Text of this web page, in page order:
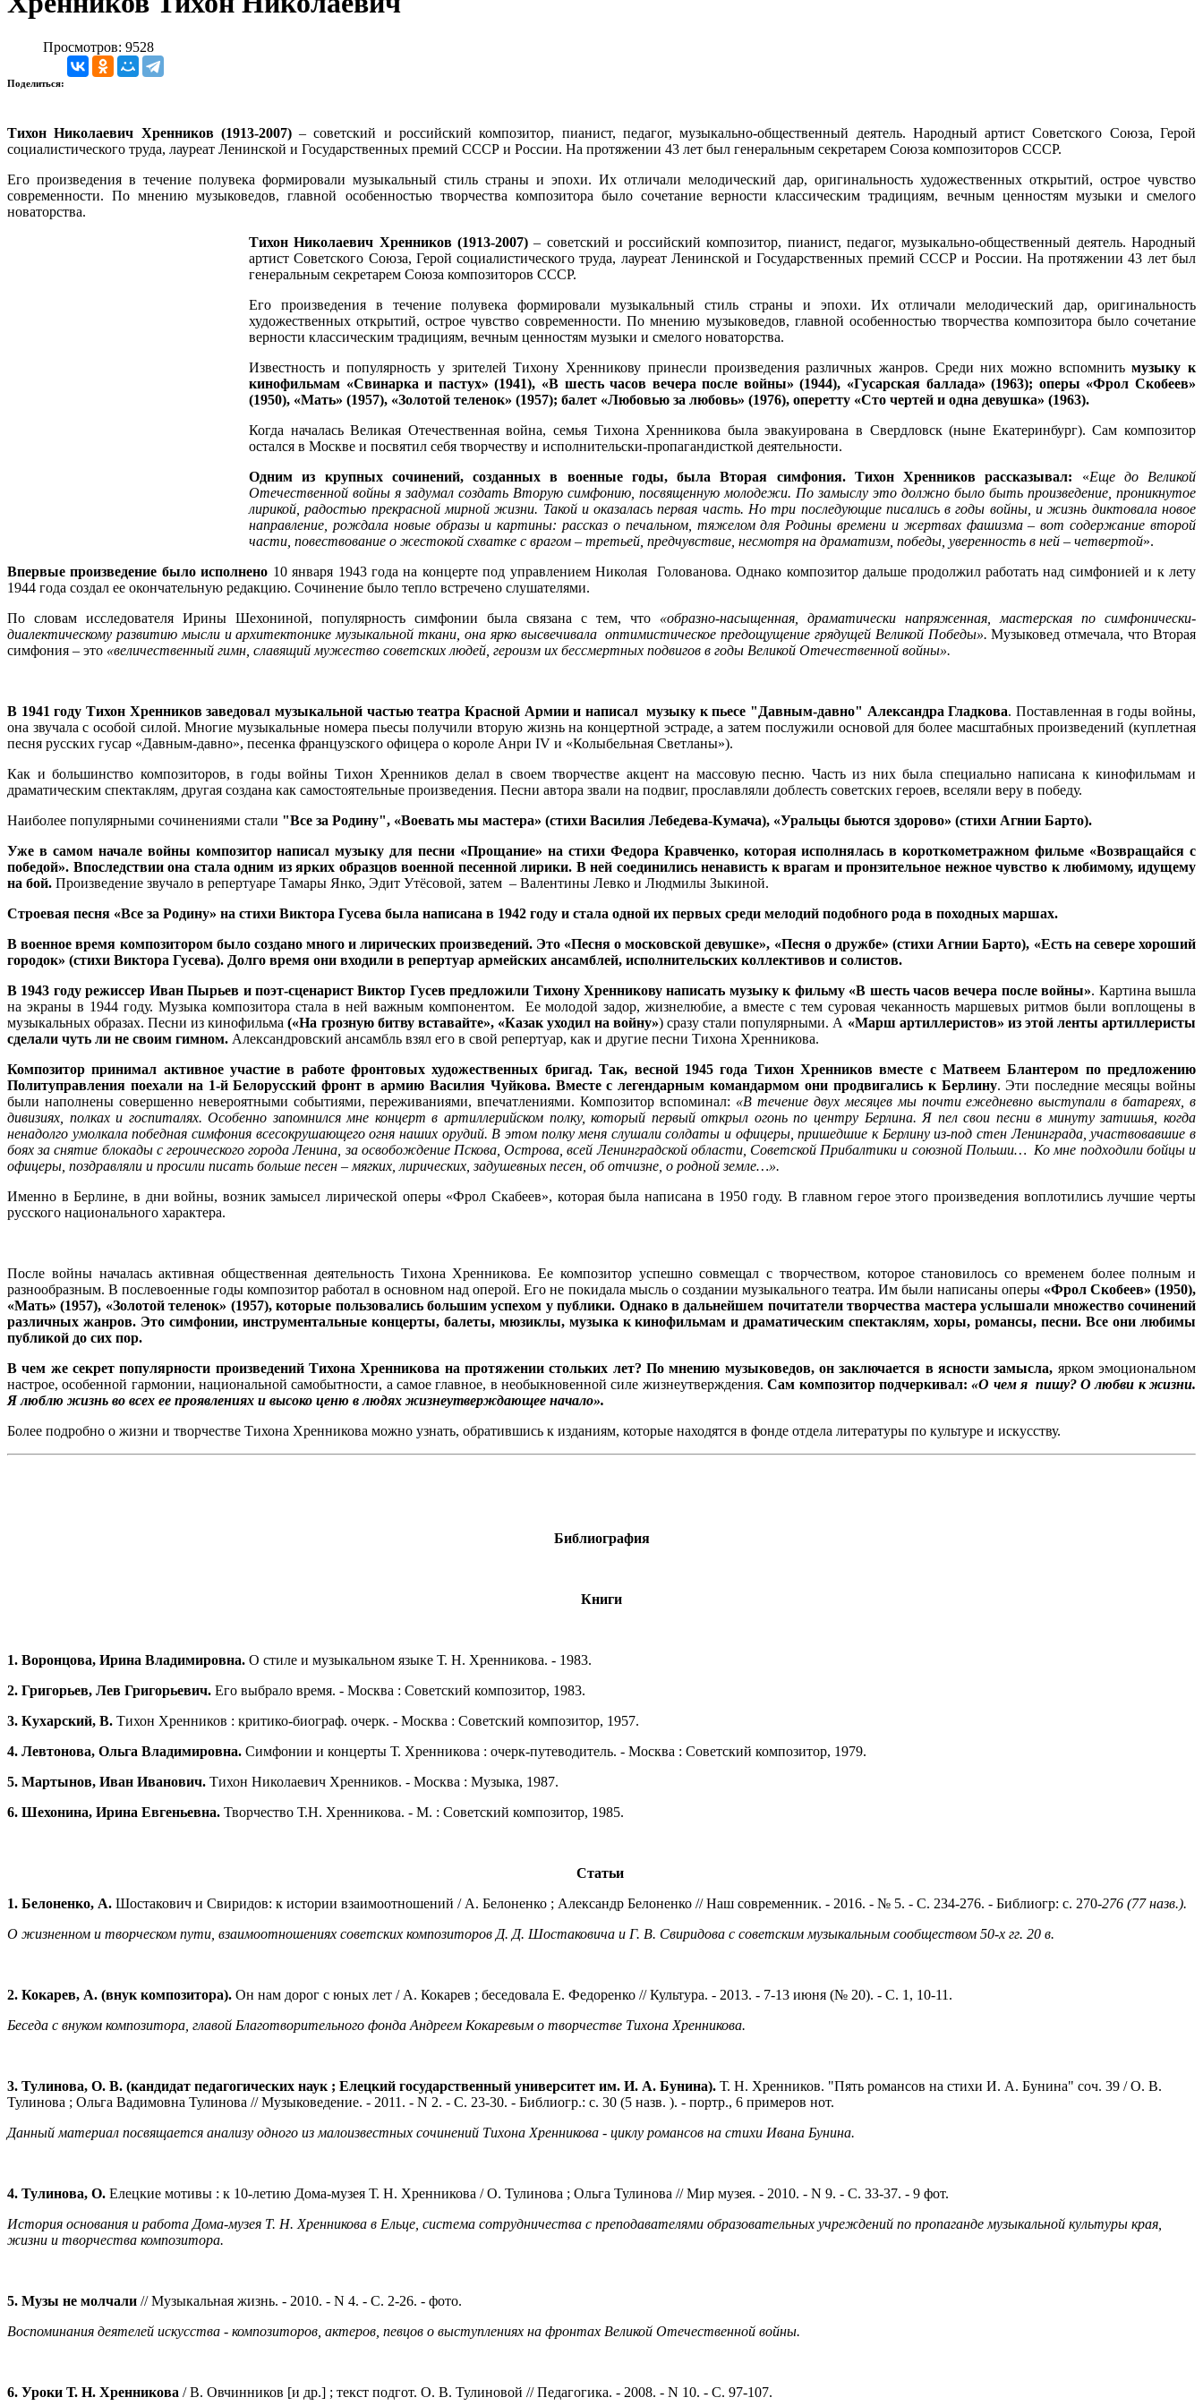
Просмотров: 9528
Поделиться:
Тихон Николаевич Хренников (1913-2007)– советский и российский композитор, пианист, педагог, музыкально-общественный деятель. Народный артист Советского Союза, Герой
социалистического труда, лауреат Ленинской и Государственных премий СССР и России. На протяжении 43 лет был генеральным секретарем Союза композиторов СССР.
Его произведения в течение полувека формировали музыкальный стиль страны и эпохи. Их отличали мелодический дар, оригинальность художественных открытий, острое чувство
современности. По мнению музыковедов, главной особенностью творчества композитора было сочетание верности классическим традициям, вечным ценностям музыки и смелого
новаторства.
Тихон Николаевич Хренников (1913-2007)– советский и российский композитор, пианист, педагог, музыкально-общественный деятель. Народный
артист Советского Союза, Герой социалистического труда, лауреат Ленинской и Государственных премий СССР и России. На протяжении 43 лет был
генеральным секретарем Союза композиторов СССР.
Его произведения в течение полувека формировали музыкальный стиль страны и эпохи. Их отличали мелодический дар, оригинальность
художественных открытий, острое чувство современности. По мнению музыковедов, главной особенностью творчества композитора было сочетание
верности классическим традициям, вечным ценностям музыки и смелого новаторства.
Известность и популярность у зрителей Тихону Хренникову принесли произведения различных жанров. Среди них можно вспомнитьмузыку к
кинофильмам «Свинарка и пастух» (1941), «В шесть часов вечера после войны» (1944), «Гусарская баллада» (1963); оперы «Фрол Скобеев»
(1950), «Мать» (1957), «Золотой теленок» (1957); балет «Любовью за любовь» (1976), оперетту «Сто чертей и одна девушка» (1963).
Когда началась Великая Отечественная война, семья Тихона Хренникова была эвакуирована в Свердловск (ныне Екатеринбург). Сам композитор
остался в Москве и посвятил себя творчеству и исполнительски-пропагандисткой деятельности.
Одним из крупных сочинений, созданных в военные годы, была Вторая симфония. Тихон Хренников рассказывал: «Еще до Великой
Отечественной войны я задумал создать Вторую симфонию, посвященную молодежи. По замыслу это должно было быть произведение, проникнутое
лирикой, радостью прекрасной мирной жизни. Такой и оказалась первая часть. Но три последующие писались в годы войны, и жизнь диктовала новое
направление, рождала новые образы и картины: рассказ о печальном, тяжелом для Родины времени и жертвах фашизма – вот содержание второй
части, повествование о жестокой схватке с врагом – третьей, предчувствие, несмотря на драматизм, победы, уверенность в ней – четвертой».
Впервые произведение было исполнено 10 января 1943 года на концерте под управлением Николая Голованова. Однако композитор дальше продолжил работать над симфонией и к лету
1944 года создал ее окончательную редакцию. Сочинение было тепло встречено слушателями.
По словам исследователя Ирины Шехониной, популярность симфонии была связана с тем, что «образно-насыщенная, драматически напряженная, мастерская по симфонически-
диалектическому развитию мысли и архитектонике музыкальной ткани, она ярко высвечивала оптимистическое предощущение грядущей Великой Победы».Музыковед отмечала, что Вторая
симфония – это «величественный гимн, славящий мужество советских людей, героизм их бессмертных подвигов в годы Великой Отечественной войны».
В 1941 году Тихон Хренников заведовал музыкальной частью театра Красной Армии и написалмузыку к пьесе "Давным-давно" Александра Гладкова. Поставленная в годы войны,
она звучала с особой силой. Многие музыкальные номера пьесы получили вторую жизнь на концертной эстраде, а затем послужили основой для более масштабных произведений (куплетная
песня русских гусар «Давным-давно», песенка французского офицера о короле Анри IV и «Колыбельная Светланы»).
Как и большинство композиторов, в годы войны Тихон Хренников делал в своем творчестве акцент на массовую песню. Часть из них была специально написана к кинофильмам и
драматическим спектаклям, другая создана как самостоятельные произведения. Песни автора звали на подвиг, прославляли доблесть советских героев, вселяли веру в победу.
Наиболее популярными сочинениями стали "Все за Родину", «Воевать мы мастера» (стихи Василия Лебедева-Кумача), «Уральцы бьются здорово» (стихи Агнии Барто).
Уже в самом начале войны композитор написал музыку для песни «Прощание» на стихи Федора Кравченко, которая исполнялась в короткометражном фильме «Возвращайся с
победой». Впоследствии она стала одним из ярких образцов военной песенной лирики. В ней соединились ненависть к врагам и пронзительное нежное чувство к любимому, идущему
на бой. Произведение звучало в репертуаре Тамары Янко, Эдит Утёсовой, затем – Валентины Левко и Людмилы Зыкиной.
Строевая песня «Все за Родину» на стихи Виктора Гусева была написана в 1942 году и стала одной их первых среди мелодий подобного рода в походных маршах.
В военное время композитором было создано много и лирических произведений. Это «Песня о московской девушке», «Песня о дружбе» (стихи Агнии Барто), «Есть на севере хороший
городок» (стихи Виктора Гусева). Долго время они входили в репертуар армейских ансамблей, исполнительских коллективов и солистов.
В 1943 годурежиссер Иван Пырьев и поэт-сценарист Виктор Гусев предложили Тихону Хренникову написать музыку к фильму «В шесть часов вечера после войны». Картина вышла
на экраны в 1944 году. Музыка композитора стала в ней важным компонентом. Ее молодой задор, жизнелюбие, а вместе с тем суровая чеканность маршевых ритмов были воплощены в
музыкальных образах. Песни из кинофильма(«На грозную битву вставайте», «Казак уходил на войну») сразу стали популярными. А «Марш артиллеристов» из этой ленты артиллеристы
сделали чуть ли не своим гимном. Александровский ансамбль взял его в свой репертуар, как и другие песни Тихона Хренникова.
Композитор принимал активное участие в работе фронтовых художественных бригад. Так, весной 1945 года Тихон Хренников вместе с Матвеем Блантером по предложению
Политуправления поехали на 1-й Белорусский фронт в армию Василия Чуйкова. Вместе с легендарным командармом они продвигались к Берлину. Эти последние месяцы войны
были наполнены совершенно невероятными событиями, переживаниями, впечатлениями. Композитор вспоминал: «В течение двух месяцев мы почти ежедневно выступали в батареях, в
дивизиях, полках и госпиталях. Особенно запомнился мне концерт в артиллерийском полку, который первый открыл огонь по центру Берлина. Я пел свои песни в минуту затишья, когда
ненадолго умолкала победная симфония всесокрушающего огня наших орудий. В этом полку меня слушали солдаты и офицеры, пришедшие к Берлину из-под стен Ленинграда, участвовавшие в
боях за снятие блокады с героического города Ленина, за освобождение Пскова, Острова, всей Ленинградской области, Советской Прибалтики и союзной Польши… Ко мне подходили бойцы и
офицеры, поздравляли и просили писать больше песен – мягких, лирических, задушевных песен, об отчизне, о родной земле…».
Именно в Берлине, в дни войны, возник замысел лирической оперы «Фрол Скабеев», которая была написана в 1950 году. В главном герое этого произведения воплотились лучшие черты
русского национального характера.
После войны началась активная общественная деятельность Тихона Хренникова. Ее композитор успешно совмещал с творчеством, которое становилось со временем более полным и
разнообразным. В послевоенные годы композитор работал в основном над оперой. Его не покидала мысль о создании музыкального театра. Им были написаны оперы«Фрол Скобеев» (1950),
«Мать» (1957), «Золотой теленок» (1957),которые пользовались большим успехом у публики. Однако в дальнейшем почитатели творчества мастера услышали множество сочинений
различных жанров. Это симфонии, инструментальные концерты, балеты, мюзиклы, музыка к кинофильмам и драматическим спектаклям, хоры, романсы, песни. Все они любимы
публикой до сих пор.
В чем же секрет популярности произведений Тихона Хренникова на протяжении стольких лет? По мнению музыковедов, он заключается в ясности замысла, ярком эмоциональном
настрое, особенной гармонии, национальной самобытности, а самое главное, в необыкновенной силе жизнеутверждения.Сам композитор подчеркивал:«О чем я пишу? О любви к жизни.
Я люблю жизнь во всех ее проявлениях и высоко ценю в людях жизнеутверждающее начало».
Более подробно о жизни и творчестве Тихона Хренникова можно узнать, обратившись к изданиям, которые находятся в фонде отдела литературы по культуре и искусству.
Библиография
Книги
1. Воронцова, Ирина Владимировна. О стиле и музыкальном языке Т. Н. Хренникова. - 1983.
2. Григорьев, Лев Григорьевич. Его выбрало время. - Москва : Советский композитор, 1983.
3. Кухарский, В. Тихон Хренников : критико-биограф. очерк. - Москва : Советский композитор, 1957.
4. Левтонова, Ольга Владимировна. Симфонии и концерты Т. Хренникова : очерк-путеводитель. - Москва : Советский композитор, 1979.
5. Мартынов, Иван Иванович. Тихон Николаевич Хренников. - Москва : Музыка, 1987.
6. Шехонина, Ирина Евгеньевна. Творчество Т.Н. Хренникова. - М. : Советский композитор, 1985.
Статьи
1. Белоненко, А. Шостакович и Свиридов: к истории взаимоотношений / А. Белоненко ; Александр Белоненко // Наш современник. - 2016. - № 5. - С. 234-276. - Библиогр: с. 270-276 (77 назв.).
О жизненном и творческом пути, взаимоотношениях советских композиторов Д. Д. Шостаковича и Г. В. Свиридова с советским музыкальным сообществом 50-х гг. 20 в.
2. Кокарев, А. (внук композитора). Он нам дорог с юных лет / А. Кокарев ; беседовала Е. Федоренко // Культура. - 2013. - 7-13 июня (№ 20). - С. 1, 10-11.
Беседа с внуком композитора, главой Благотворительного фонда Андреем Кокаревым о творчестве Тихона Хренникова.
3. Тулинова, О. В. (кандидат педагогических наук ; Елецкий государственный университет им. И. А. Бунина). Т. Н. Хренников. "Пять романсов на стихи И. А. Бунина" соч. 39 / О. В.
Тулинова ; Ольга Вадимовна Тулинова // Музыковедение. - 2011. - N 2. - С. 23-30. - Библиогр.: с. 30 (5 назв. ). - портр., 6 примеров нот.
Данный материал посвящается анализу одного из малоизвестных сочинений Тихона Хренникова - циклу романсов на стихи Ивана Бунина.
4. Тулинова, О. Елецкие мотивы : к 10-летию Дома-музея Т. Н. Хренникова / О. Тулинова ; Ольга Тулинова // Мир музея. - 2010. - N 9. - С. 33-37. - 9 фот.
История основания и работа Дома-музея Т. Н. Хренникова в Ельце, система сотрудничества с преподавателями образовательных учреждений по пропаганде музыкальной культуры края,
жизни и творчества композитора.
5. Музы не молчали // Музыкальная жизнь. - 2010. - N 4. - С. 2-26. - фото.
Воспоминания деятелей искусства - композиторов, актеров, певцов о выступлениях на фронтах Великой Отечественной войны.
6. Уроки Т. Н. Хренникова / В. Овчинников [и др.] ; текст подгот. О. В. Тулиновой // Педагогика. - 2008. - N 10. - С. 97-107.